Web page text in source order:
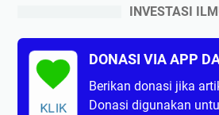
INVESTASI
KLIK
DONASI VIA APP
Berikan donasi jika
Donasi digunakan